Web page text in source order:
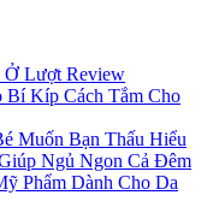
Ở Lượt Review
Bí Kíp Cách Tắm Cho
Muốn Bạn Thấu Hiểu
Ngủ Ngon Cả Đêm
Phẩm Dành Cho Da